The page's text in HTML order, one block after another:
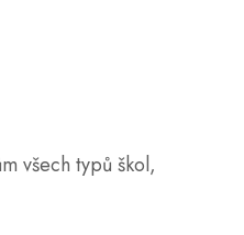
všech typů škol,